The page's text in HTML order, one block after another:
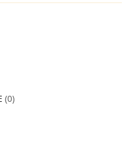
(0)